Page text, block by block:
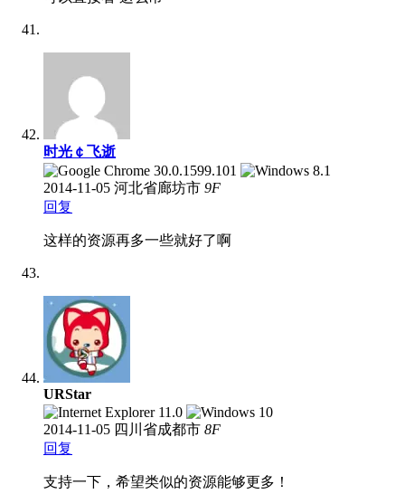
时光￠飞逝
2014-11-05 河北省廊坊市 9F
回复
这样的资源再多一些就好了啊
URStar
2014-11-05 四川省成都市 8F
回复
支持一下，希望类似的资源能够更多！